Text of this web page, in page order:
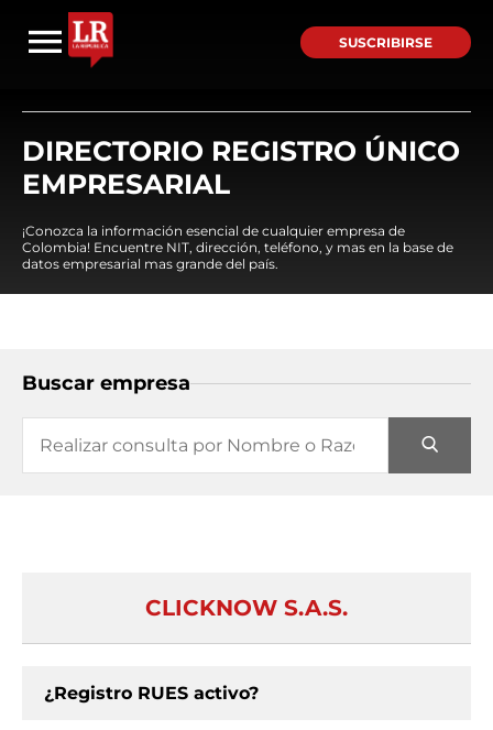
SUSCRIBIRSE
DIRECTORIO REGISTRO ÚNICO
EMPRESARIAL
¡Conozca la información esencial de cualquier empresa de
Colombia! Encuentre NIT, dirección, teléfono, y mas en la base de
datos empresarial mas grande del país.
Buscar empresa
CLICKNOW S.A.S.
¿Registro RUES activo?